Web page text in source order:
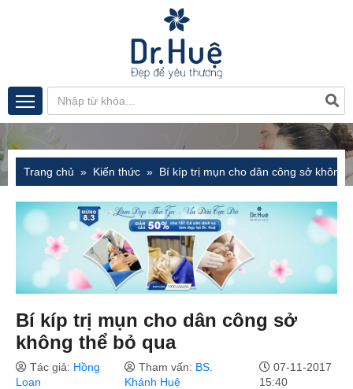
Trang chủ Kiến thức Bí kíp trị mụn cho dân công sở không
Bí kíp trị mụn cho dân công sở
không thể bỏ qua
Tác giả: Hồng
Loan
Tham vấn: BS.
Khánh Huệ
07-11-2017
15:40